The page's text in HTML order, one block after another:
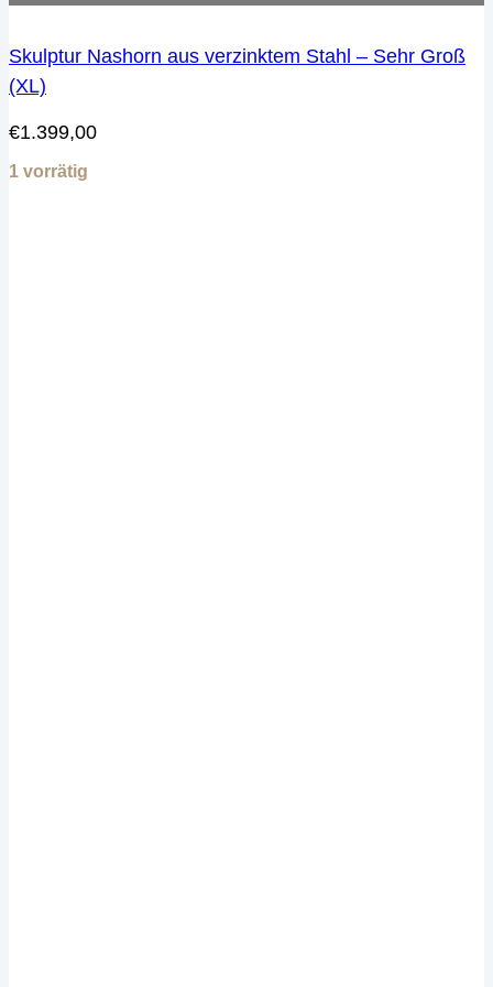
Skulptur Nashorn aus verzinktem Stahl – Sehr Groß
(XL)
€1.399,00
1 vorrätig